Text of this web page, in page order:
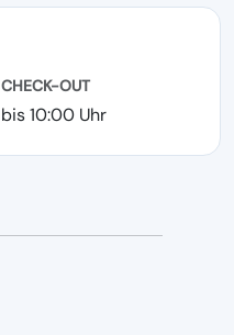
CHECK-OUT
bis 10:00 Uhr